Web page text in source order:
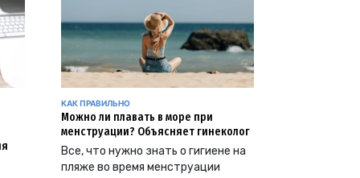
КАК ПРАВИЛЬНО
Можно ли плавать в море при
менструации? Объясняет гинеколог
Все, что нужно знать о гигиене на
пляже во время менструации